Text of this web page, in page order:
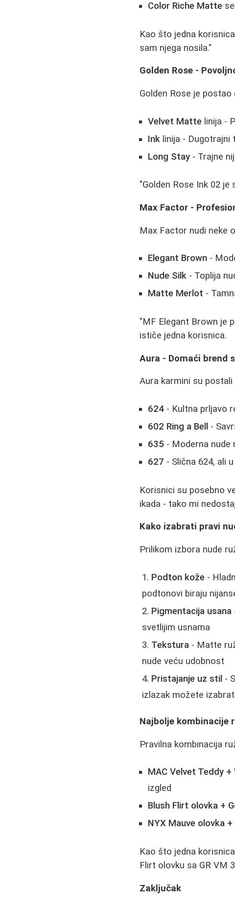
Color Riche Matte
Kao što jedna
sam njega nosila."
Golden Rose -
Golden Rose je
Velvet Matte linija -
Ink linija - Dugotrajni
Long Stay - Trajne
"Golden Rose Ink 02
Max Factor -
Max Factor nudi neke
Elegant Brown -
Nude Silk - Toplija
Matte Merlot -
"MF Elegant Brown je
ističe jedna korisnica.
Aura - Domaći brend
Aura karmini su
624 - Kultna prljavo
602 Ring a Bell
-
635 - Moderna nude
627 - Slična 624, ali
Korisnici su posebno
ikada - tako mi
Kako izabrati pravi
Prilikom izbora nude
Podton kože -
podtonovi biraju
Pigmentacija usana
svetlijim usnama
Tekstura - Matte
nude veću udobnost
Pristajanje uz stil -
izlazak možete
Najbolje kombinacije
Pravilna kombinacija
MAC Velvet Teddy +
izgled
Blush Flirt olovka +
NYX Mauve olovka
Kao što jedna
Flirt olovku sa GR VM
Zaključak